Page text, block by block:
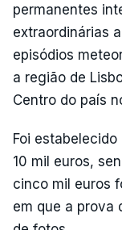
permanentes
extraordinárias
episódios
a região de
Centro do país
Foi
10 mil euros,
cinco mil euros
em que a prova